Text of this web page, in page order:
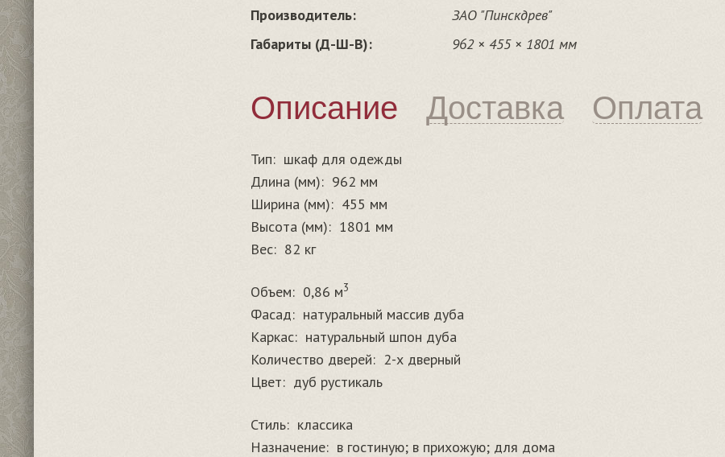
Производитель:
ЗАО "Пинскдрев"
Габариты (Д-Ш-В):
962 × 455 × 1801 мм
Описание Доставка Оплата
Тип: шкаф для одежды
Длина (мм): 962 мм
Ширина (мм): 455 мм
Высота (мм): 1801 мм
Вес: 82 кг
Объем: 0,86 м3
Фасад: натуральный массив дуба
Каркас: натуральный шпон дуба
Количество дверей: 2-х дверный
Цвет: дуб рустикаль
Стиль: классика
Назначение: в гостиную; в прихожую; для дома